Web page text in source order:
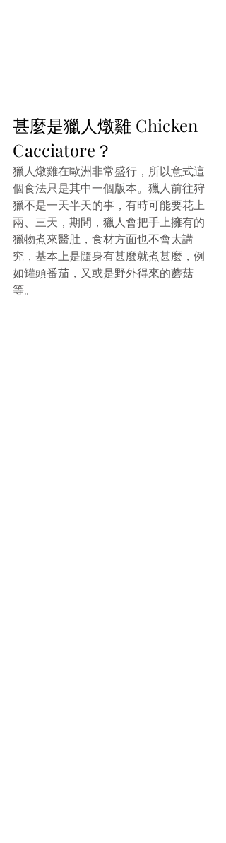
甚麼是獵人燉雞 Chicken
Cacciatore？
獵人燉雞在歐洲非常盛行，所以意式這
個食法只是其中一個版本。獵人前往狩
獵不是一天半天的事，有時可能要花上
兩、三天，期間，獵人會把手上擁有的
獵物煮來醫肚，食材方面也不會太講
究，基本上是隨身有甚麼就煮甚麼，例
如罐頭番茄，又或是野外得來的蘑菇
等。